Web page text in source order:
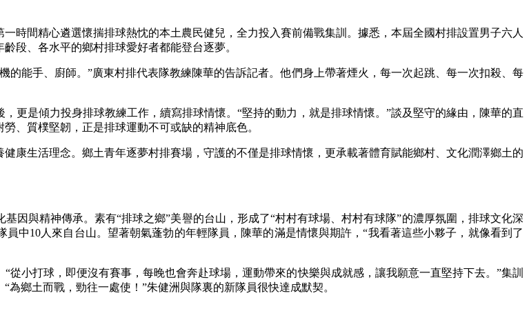
間精心遴選懷揣排球熱忱的本土農民健兒，全力投入賽前備戰集訓。據悉，本屆全國村排設置男子六人
段、各水平的鄉村排球愛好者都能登台逐夢。
能手、廚師。”廣東村排代表隊教練陳華的告訴記者。他們身上帶著煙火，每一次起跳、每一次扣殺、每
是傾力投身排球教練工作，續寫排球情懷。“堅持的動力，就是排球情懷。”談及堅守的緣由，陳華的直
、質樸堅韌，正是排球運動不可或缺的精神底色。
生活理念。鄉土青年逐夢村排賽場，守護的不僅是排球情懷，更承載著體育賦能鄉村、文化潤澤鄉土的
與精神傳承。素有“排球之鄉”美譽的台山，形成了“村村有球場、村村有球隊”的濃厚氛圍，排球文化深
中10人來自台山。望著朝氣蓬勃的年輕隊員，陳華的滿是情懷與期許，“我看著這些小夥子，就像看到了
打球，即便沒有賽事，每晚也會奔赴球場，運動帶來的快樂與成就感，讓我願意一直堅持下去。”集訓
鄉土而戰，勁往一處使！”朱健洲與隊裏的新隊員很快達成默契。